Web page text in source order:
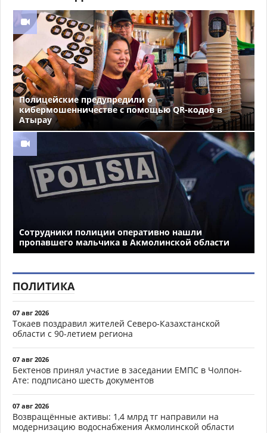
Полицейские предупредили о
кибермошенничестве с помощью QR-кодов в
Атырау
Сотрудники полиции оперативно нашли
пропавшего мальчика в Акмолинской области
ПОЛИТИКА
07 авг 2026
Токаев поздравил жителей Северо-Казахстанской
области с 90-летием региона
07 авг 2026
Бектенов принял участие в заседании ЕМПС в Чолпон-
Ате: подписано шесть документов
07 авг 2026
Возвращённые активы: 1,4 млрд тг направили на
модернизацию водоснабжения Акмолинской области